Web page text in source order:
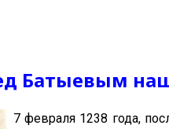
Батыевым
7 февраля 1238 года,